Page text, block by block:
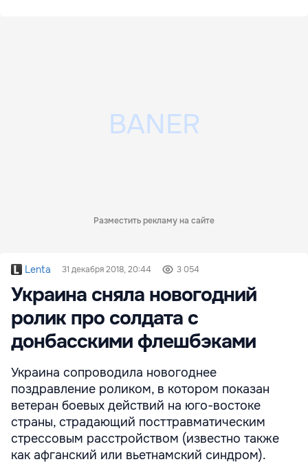
Разместить рекламу на сайте
Lenta 31 декабря 2018, 20:44 3 054
Украина сняла новогодний
ролик про солдата с
донбасскими флешбэками
Украина сопроводила новогоднее
поздравление роликом, в котором показан
ветеран боевых действий на юго-востоке
страны, страдающий посттравматическим
стрессовым расстройством (известно также
как афганский или вьетнамский синдром).